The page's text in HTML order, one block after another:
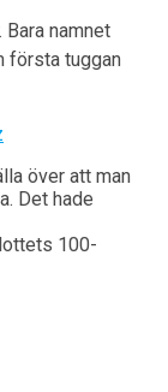
namnet
första tuggan
över att man
Det hade
100-